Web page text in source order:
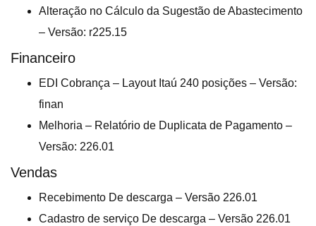
Alteração no Cálculo da Sugestão de Abastecimento
– Versão: r225.15
Financeiro
EDI Cobrança – Layout Itaú 240 posições – Versão:
finan
Melhoria – Relatório de Duplicata de Pagamento –
Versão: 226.01
Vendas
Recebimento De descarga – Versão 226.01
Cadastro de serviço De descarga – Versão 226.01